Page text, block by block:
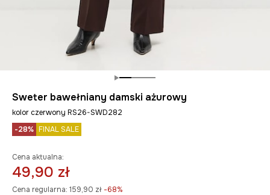
Sweter bawełniany damski ażurowy
kolor czerwony RS26-SWD282
-28% FINAL SALE
Cena aktualna:
49,90 zł
Cena regularna: 159,90 zł -68%